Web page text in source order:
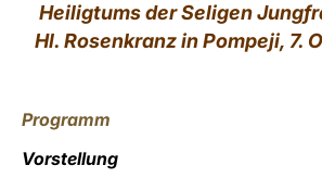
Heiligtums der Seligen
Hl. Rosenkranz in Pompeji, 7.
Programm
Vorstellung